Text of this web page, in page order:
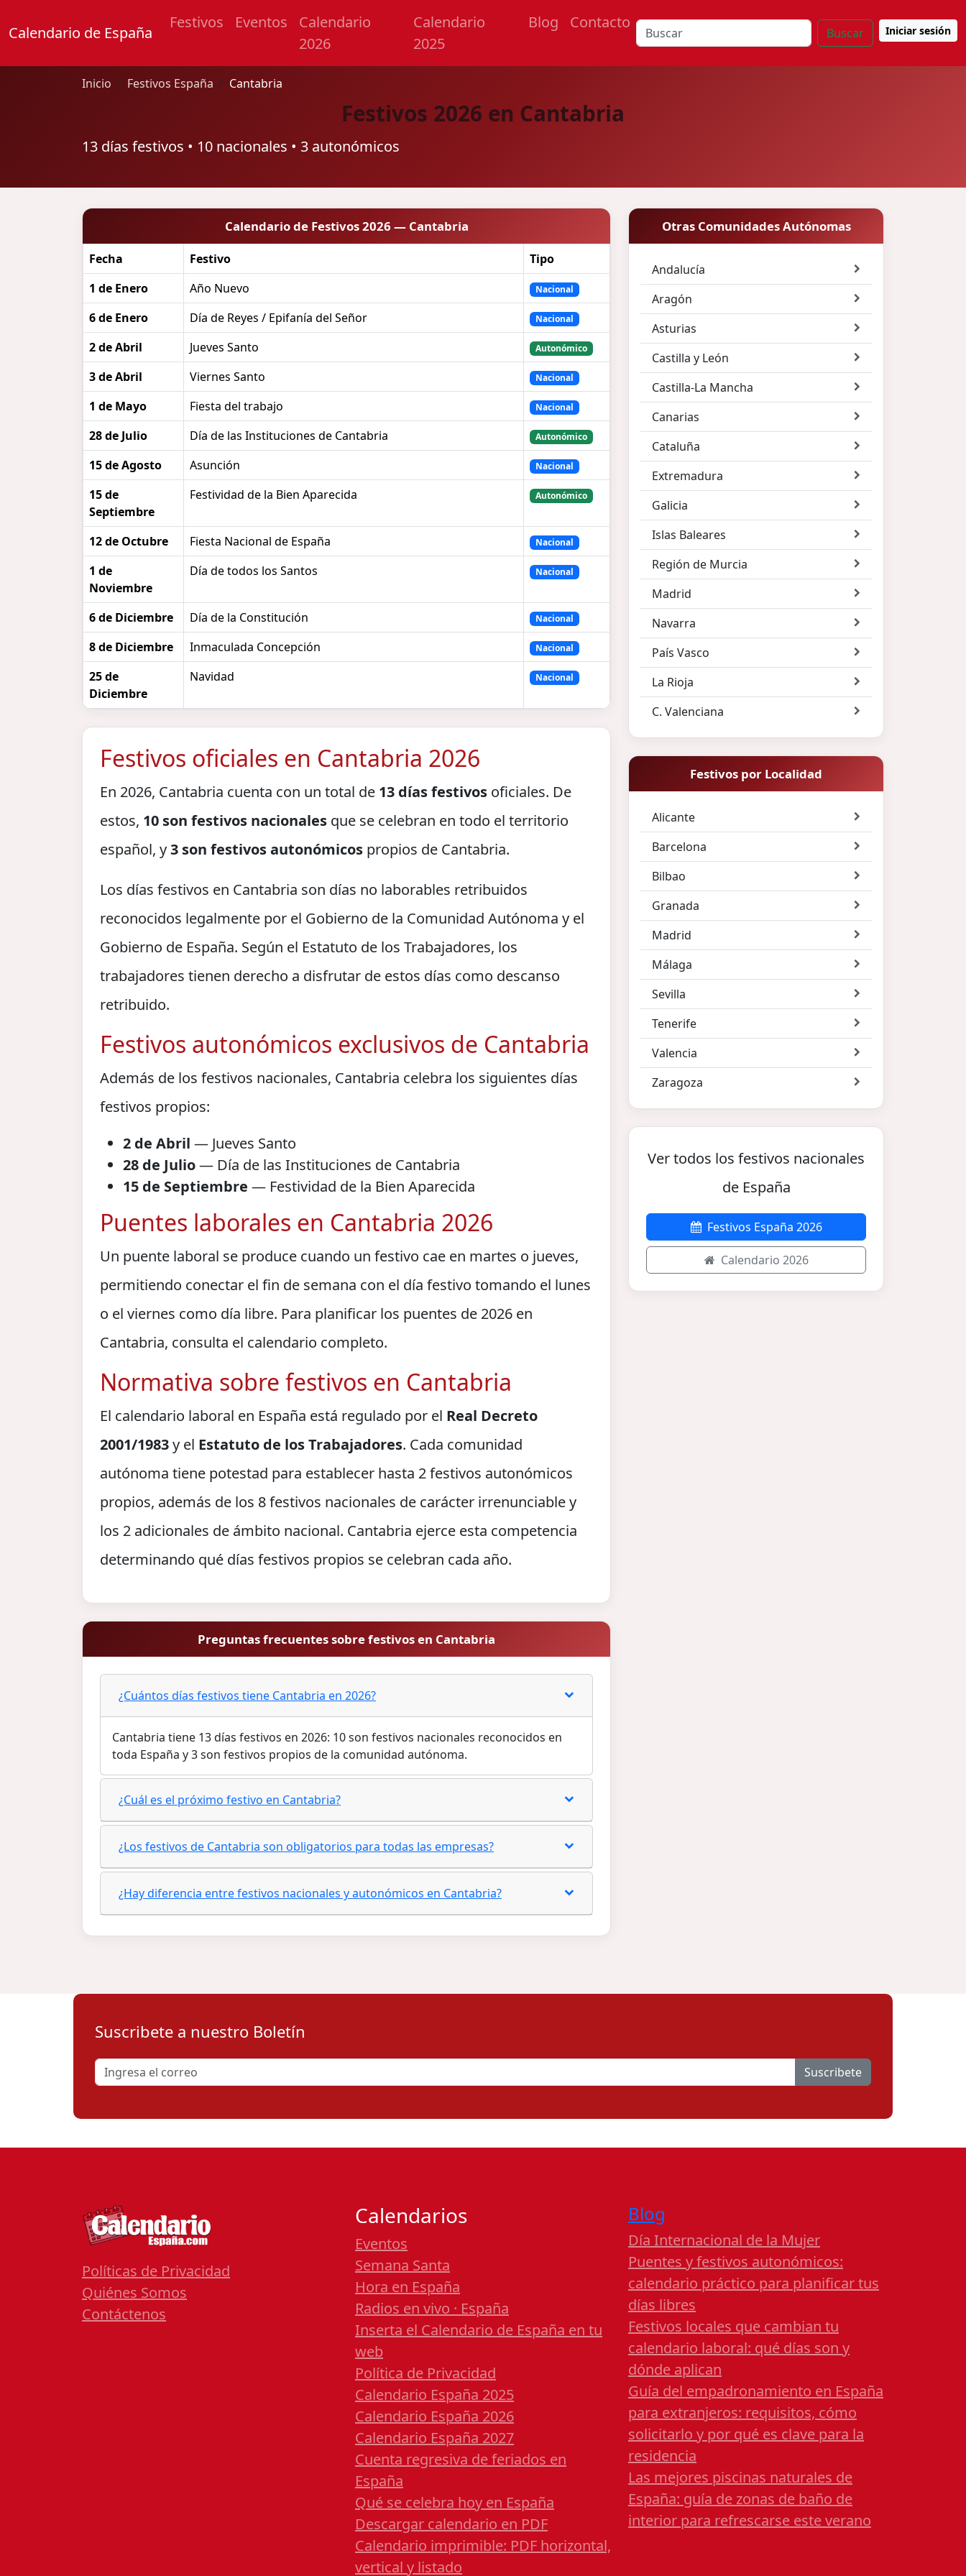
Calendario de España
Festivos Eventos
Calendario
2026
Calendario
2025
Blog Contacto
Buscar Iniciar sesión
Inicio Festivos España Cantabria
Festivos 2026 en Cantabria
13 días festivos • 10 nacionales • 3 autonómicos
Calendario de Festivos 2026 — Cantabria
Fecha Festivo
Tipo
1 de Enero
Año Nuevo Nacional
6 de Enero Día de Reyes / Epifanía del Señor Nacional
2 de Abril Jueves Santo Autonómico
3 de Abril Viernes Santo Nacional
1 de Mayo Fiesta del trabajo Nacional
28 de Julio Día de las Instituciones de Cantabria Autonómico
15 de Agosto Asunción Nacional
15 de
Septiembre
Festividad de la Bien Aparecida Autonómico
12 de Octubre Fiesta Nacional de España Nacional
1 de
Noviembre
Día de todos los Santos Nacional
6 de Diciembre Día de la Constitución Nacional
8 de Diciembre Inmaculada Concepción Nacional
25 de
Diciembre
Navidad Nacional
Festivos oficiales en Cantabria 2026
En 2026, Cantabria cuenta con un total de 13 días festivos oficiales. De
estos, 10 son festivos nacionales que se celebran en todo el territorio
español, y3 son festivos autonómicos propios de Cantabria.
Los días festivos en Cantabria son días no laborables retribuidos
reconocidos legalmente por el Gobierno de la Comunidad Autónoma y el
Gobierno de España. Según el Estatuto de los Trabajadores, los
trabajadores tienen derecho a disfrutar de estos días como descanso
retribuido.
Festivos autonómicos exclusivos de Cantabria
Además de los festivos nacionales, Cantabria celebra los siguientes días
festivos propios:
2 de Abril — Jueves Santo
28 de Julio— Día de las Instituciones de Cantabria
15 de Septiembre — Festividad de la Bien Aparecida
Puentes laborales en Cantabria 2026
Un puente laboral se produce cuando un festivo cae en martes o jueves,
permitiendo conectar el fin de semana con el día festivo tomando el lunes
o el viernes como día libre. Para planificar los puentes de 2026 en
Cantabria, consulta el calendario completo.
Normativa sobre festivos en Cantabria
El calendario laboral en España está regulado por el Real Decreto
2001/1983y el Estatuto de los Trabajadores. Cada comunidad
autónoma tiene potestad para establecer hasta 2 festivos autonómicos
propios, además de los 8 festivos nacionales de carácter irrenunciable y
los 2 adicionales de ámbito nacional. Cantabria ejerce esta competencia
determinando qué días festivos propios se celebran cada año.
Preguntas frecuentes sobre festivos en Cantabria
¿Cuántos días festivos tiene Cantabria en 2026?
Cantabria tiene 13 días festivos en 2026: 10 son festivos nacionales reconocidos en
toda España y 3 son festivos propios de la comunidad autónoma.
¿Cuál es el próximo festivo en Cantabria?
¿Los festivos de Cantabria son obligatorios para todas las empresas?
¿Hay diferencia entre festivos nacionales y autonómicos en Cantabria?
Otras Comunidades Autónomas
Andalucía
Aragón
Asturias
Castilla y León
Castilla-La Mancha
Canarias
Cataluña
Extremadura
Galicia
Islas Baleares
Región de Murcia
Madrid
Navarra
País Vasco
La Rioja
C. Valenciana
Festivos por Localidad
Alicante
Barcelona
Bilbao
Granada
Madrid
Málaga
Sevilla
Tenerife
Valencia
Zaragoza
Ver todos los festivos nacionales
de España
Festivos España 2026
Calendario 2026
Suscribete a nuestro Boletín
Suscribete
Políticas de Privacidad
Quiénes Somos
Contáctenos
Calendarios
Eventos
Semana Santa
Hora en España
Radios en vivo · España
Inserta el Calendario de España en tu
web
Política de Privacidad
Calendario España 2025
Calendario España 2026
Calendario España 2027
Cuenta regresiva de feriados en
España
Qué se celebra hoy en España
Descargar calendario en PDF
Calendario imprimible: PDF horizontal,
vertical y listado
Blog
Día Internacional de la Mujer
Puentes y festivos autonómicos:
calendario práctico para planificar tus
días libres
Festivos locales que cambian tu
calendario laboral: qué días son y
dónde aplican
Guía del empadronamiento en España
para extranjeros: requisitos, cómo
solicitarlo y por qué es clave para la
residencia
Las mejores piscinas naturales de
España: guía de zonas de baño de
interior para refrescarse este verano